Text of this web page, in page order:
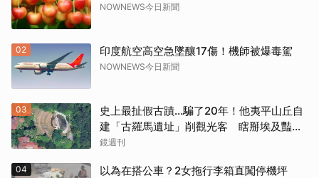
NOWNEWS今日新聞
02 印度航空高空急墜釀17傷！機師被爆毒駕
NOWNEWS今日新聞
03
史上最扯假古蹟...騙了20年！他夷平山丘自
建「古羅馬遺址」削觀光客 瞎掰埃及豔
后、茱麗葉來過
鏡週刊
04
以為在搭公車？2女拖行李箱直闖停機坪